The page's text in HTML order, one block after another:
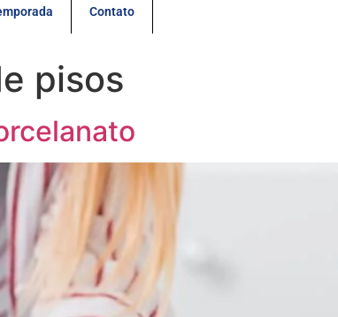
Contato
pisos